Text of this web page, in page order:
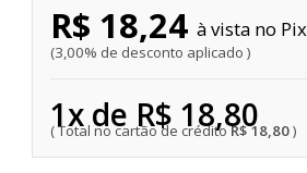
R$ 18,80
1x de R$ 18,80
R$ 18,24
3,00% de desconto aplicado
Pix